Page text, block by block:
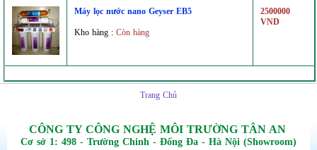
Máy lọc nước nano Geyser EB5
Kho hàng : Còn hàng
2500000
VND
Trang Chủ
CÔNG TY CÔNG NGHỆ MÔI TRƯỜNG TÂN AN
Cơ sở 1: 498 - Trường Chinh - Đống Đa - Hà Nội (Showroom)